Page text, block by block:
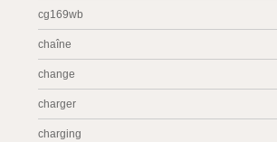
cg169wb
chaîne
change
charger
charging